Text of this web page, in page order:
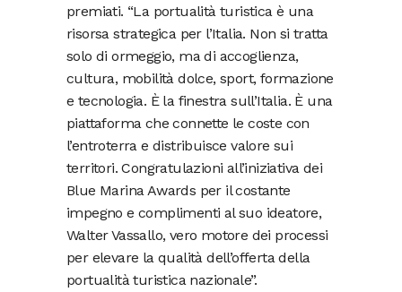
premiati. “La portualità turistica è una
risorsa strategica per l’Italia. Non si tratta
solo di ormeggio, ma di accoglienza,
cultura, mobilità dolce, sport, formazione
e tecnologia. È la finestra sull’Italia. È una
piattaforma che connette le coste con
l’entroterra e distribuisce valore sui
territori. Congratulazioni all’iniziativa dei
Blue Marina Awards per il costante
impegno e complimenti al suo ideatore,
Walter Vassallo, vero motore dei processi
per elevare la qualità dell’offerta della
portualità turistica nazionale”.